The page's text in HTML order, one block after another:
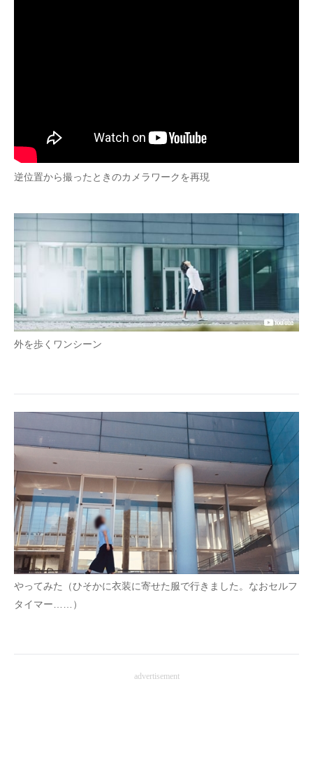
逆位置から撮ったときのカメラワークを再現
外を歩くワンシーン
やってみた（ひそかに衣装に寄せた服で行きました。なおセルフ
タイマー……）
advertisement